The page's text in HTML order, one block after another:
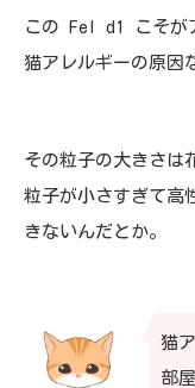
この Fel d1 こそが
猫アレルギーの原因
その粒子の大きさは
粒子が小さすぎて高
きないんだとか。
猫
部